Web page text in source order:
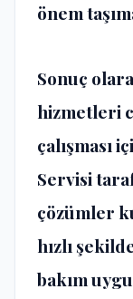
önem
Sonuç
hizmetleri
çalışması
Servisi
çözümler
hızlı
bakım